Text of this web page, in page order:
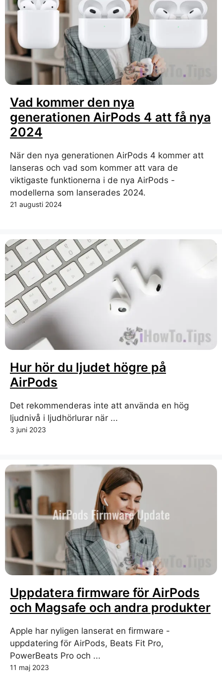
Vad kommer den nya
generationen AirPods 4 att få nya
2024
När den nya generationen AirPods 4 kommer att
lanseras och vad som kommer att vara de
viktigaste funktionerna i de nya AirPods -
modellerna som lanserades 2024.
21 augusti 2024
Hur hör du ljudet högre på
AirPods
Det rekommenderas inte att använda en hög
ljudnivå i ljudhörlurar när ...
3 juni 2023
Uppdatera firmware för AirPods
och Magsafe och andra produkter
Apple har nyligen lanserat en firmware -
uppdatering för AirPods, Beats Fit Pro,
PowerBeats Pro och ...
11 maj 2023